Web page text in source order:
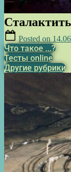
Posted on
Что такое ...?
Тесты online
Другие рубрики